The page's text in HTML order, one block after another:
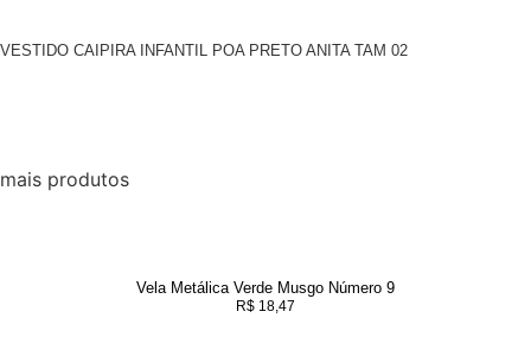
VESTIDO CAIPIRA INFANTIL POA PRETO ANITA TAM 02
mais produtos
Vela Metálica Verde Musgo Número 9
R$ 18,47